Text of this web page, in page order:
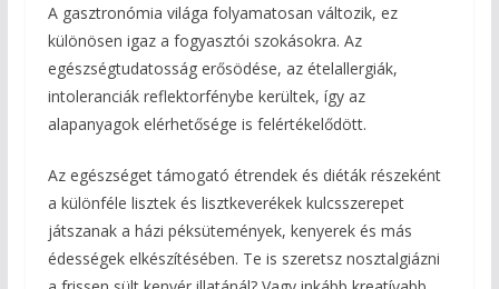
A gasztronómia világa folyamatosan változik, ez
különösen igaz a fogyasztói szokásokra. Az
egészségtudatosság erősödése, az ételallergiák,
intoleranciák reflektorfénybe kerültek, így az
alapanyagok elérhetősége is felértékelődött.
Az egészséget támogató étrendek és diéták részeként
a különféle lisztek és lisztkeverékek kulcsszerepet
játszanak a házi péksütemények, kenyerek és más
édességek elkészítésében. Te is szeretsz nosztalgiázni